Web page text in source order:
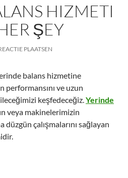
HIZMETI
ŞEY
PLAATSEN
balans hizmetine
performansını ve uzun
keşfedeceğiz.Yerinde
veya makinelerimizin
çalışmalarını sağlayan